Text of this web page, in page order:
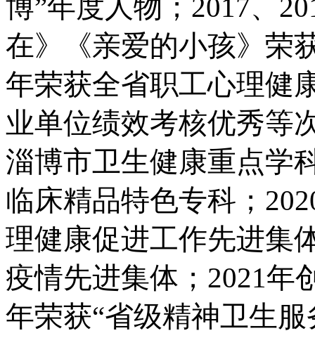
博”年度人物；2017、
在》《亲爱的小孩》荣
年荣获全省职工心理健
业单位绩效考核优秀等
淄博市卫生健康重点学
临床精品特色专科；
理健康促进工作先进集
疫情先进集体；2021年
年荣获“省级精神卫生